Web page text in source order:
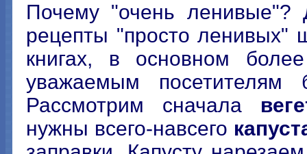
Почему "очень ленивые"?
рецепты "просто ленивых"
книгах, в основном
уважаемым посетителям
Рассмотрим сначала
нужны всего-навсего